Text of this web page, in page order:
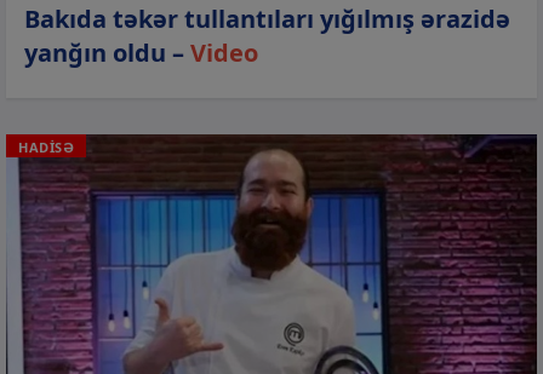
Bakıda təkər tullantıları yığılmış ərazidə
yanğın oldu –Video
HADİSƏ